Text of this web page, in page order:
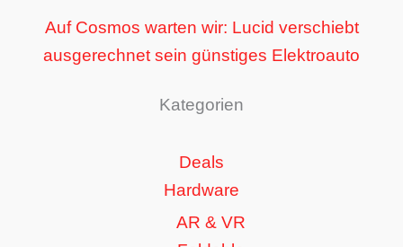
Auf Cosmos warten wir: Lucid verschiebt
ausgerechnet sein günstiges Elektroauto
Kategorien
Deals
Hardware
AR & VR